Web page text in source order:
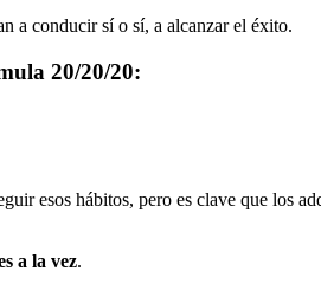
a conducir sí o sí, a alcanzar el éxito.
20/20/20:
esos hábitos, pero es clave que los
a la vez.